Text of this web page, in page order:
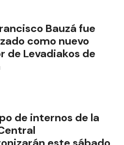
Bauzá fue
como nuevo
de Levadiakos de
de internos de la